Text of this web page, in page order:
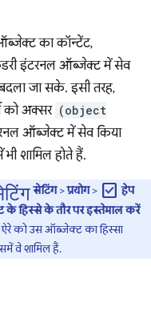
का कॉन्टेंट,
इंटरनल ऑब्जेक्ट में सेव
जा सके. इसी तरह,
को अक्सर (object
ऑब्जेक्ट में सेव किया
शामिल होते हैं.
सेटिंग>प्रयोग> check_box हेप
हिस्से के तौर पर इस्तेमाल करें
को उस ऑब्जेक्ट का हिस्सा
वे शामिल हैं.